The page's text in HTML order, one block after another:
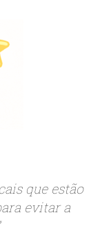
que estão
evitar a